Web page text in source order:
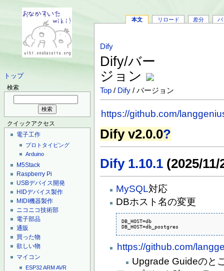
トップ
検索
クイックアクセス
電子工作
プロトタイピング
Arduino
M5Stack
Raspberry Pi
USBデバイス開発
HIDデバイス製作
MIDI機器製作
ニコニコ技術部
電子部品
通販
買った物
欲しい物
マイコン
ESP32ARMAVR
本文 リロード 差分 バ
Dify
Dify/バー
ジョン
Top / Dify / バージョン
https://github.com/
Dify v2.0.0?
Dify 1.10.1 (2025/11/
MySQL対応
DBホスト名の変更
DB_HOST=db
DB_HOST=db_postgres
https://github.com/
Upgrade Guideのと